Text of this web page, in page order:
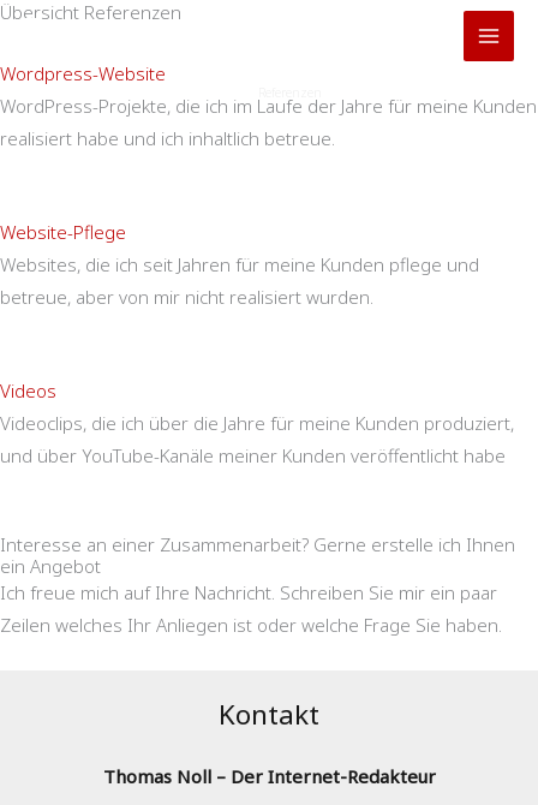
Zum
springen
Übersicht Referenzen
Wordpress-Website
WordPress-Projekte, die ich im Laufe der Jahre für meine Kunden
realisiert habe und ich inhaltlich betreue.
Website-Pflege
Websites, die ich seit Jahren für meine Kunden pflege und
betreue, aber von mir nicht realisiert wurden.
Videos
Videoclips, die ich über die Jahre für meine Kunden produziert,
und über YouTube-Kanäle meiner Kunden veröffentlicht habe
Interesse an einer Zusammenarbeit? Gerne erstelle ich Ihnen
ein Angebot
Ich freue mich auf Ihre Nachricht. Schreiben Sie mir ein paar
Zeilen welches Ihr Anliegen ist oder welche Frage Sie haben.
Kontakt
Thomas Noll – Der Internet-Redakteur